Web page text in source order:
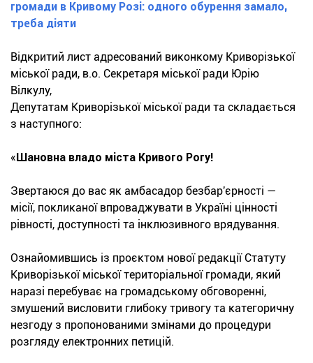
громади в Кривому Розі: одного обурення замало,
треба діяти
Відкритий лист адресований виконкому Криворізької
міської ради, в.о. Секретаря міської ради Юрію
Вілкулу,
Депутатам Криворізької міської ради та складається
з наступного:
«Шановна владо міста Кривого Рогу!
Звертаюся до вас як амбасадор безбар'єрності —
місії, покликаної впроваджувати в Україні цінності
рівності, доступності та інклюзивного врядування.
Ознайомившись із проєктом нової редакції Статуту
Криворізької міської територіальної громади, який
наразі перебуває на громадському обговоренні,
змушений висловити глибоку тривогу та категоричну
незгоду з пропонованими змінами до процедури
розгляду електронних петицій.